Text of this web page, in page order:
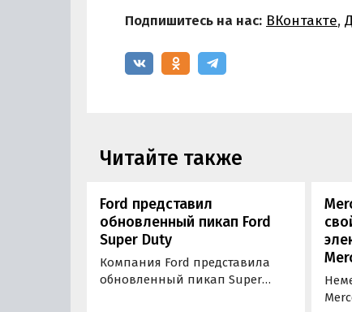
Подпишитесь на нас: ВКонтакте,
Читайте также
Ford представил
обновленный пикап Ford
Super Duty
Компания Ford представила
обновленный пикап Super